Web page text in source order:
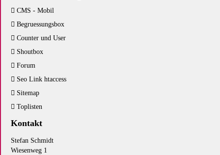
CMS - Mobil
Begruessungsbox
Counter und User
Shoutbox
Forum
Seo Link htaccess
Sitemap
Toplisten
Kontakt
Stefan Schmidt
Wiesenweg 1